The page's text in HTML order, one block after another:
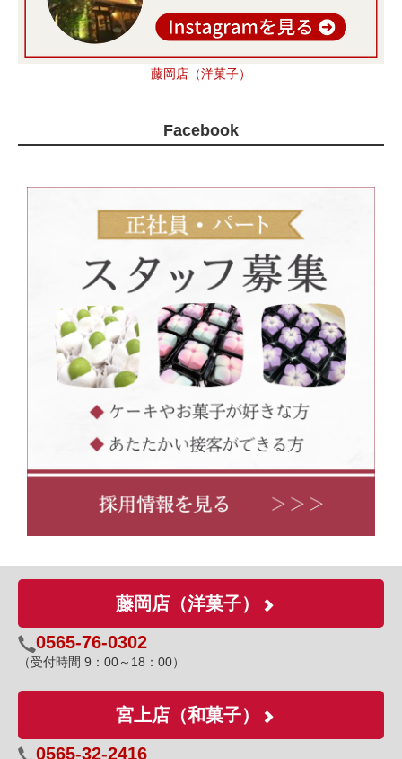
藤岡店（洋菓子）
Facebook
藤岡店（洋菓子）
0565-76-0302
（受付時間 9：00～18：00）
宮上店（和菓子）
0565-32-2416